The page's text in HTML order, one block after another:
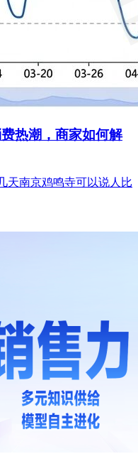
热潮，商家如何解
天南京鸡鸣寺可以说人比